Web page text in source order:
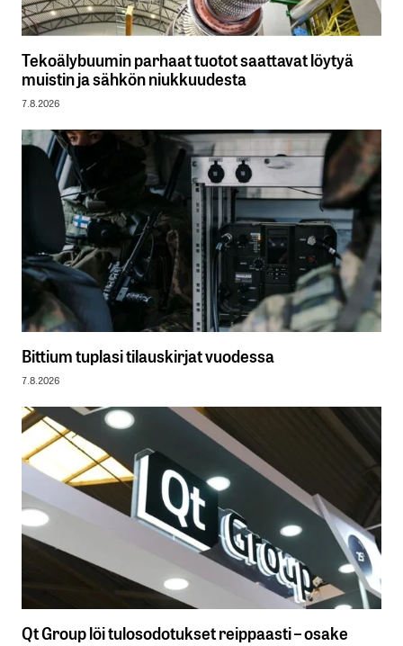
Tekoälybuumin parhaat tuotot saattavat löytyä
muistin ja sähkön niukkuudesta
7.8.2026
Bittium tuplasi tilauskirjat vuodessa
7.8.2026
Qt Group löi tulosodotukset reippaasti – osake